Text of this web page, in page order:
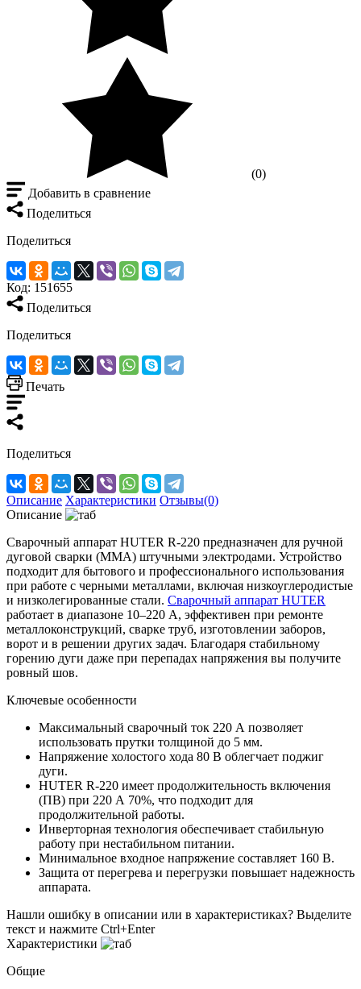
(0)
Добавить в сравнение
Поделиться
Поделиться
Код: 151655
Поделиться
Поделиться
Печать
Поделиться
Описание Характеристики Отзывы(0)
Описание
Сварочный аппарат HUTER R-220 предназначен для ручной
дуговой сварки (MMA) штучными электродами. Устройство
подходит для бытового и профессионального использования
при работе с черными металлами, включая низкоуглеродистые
и низколегированные стали. Сварочный аппарат HUTER
работает в диапазоне 10–220 А, эффективен при ремонте
металлоконструкций, сварке труб, изготовлении заборов,
ворот и в решении других задач. Благодаря стабильному
горению дуги даже при перепадах напряжения вы получите
ровный шов.
Ключевые особенности
Максимальный сварочный ток 220 А позволяет
использовать прутки толщиной до 5 мм.
Напряжение холостого хода 80 В облегчает поджиг
дуги.
HUTER R-220 имеет продолжительность включения
(ПВ) при 220 А 70%, что подходит для
продолжительной работы.
Инверторная технология обеспечивает стабильную
работу при нестабильном питании.
Минимальное входное напряжение составляет 160 В.
Защита от перегрева и перегрузки повышает надежность
аппарата.
Нашли ошибку в описании или в характеристиках? Выделите
текст и нажмите Ctrl+Enter
Характеристики
Общие